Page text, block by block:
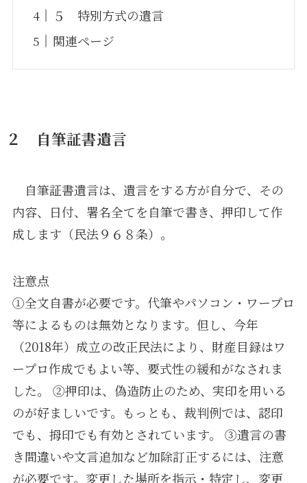
５ 特別方式の遺言
関連ページ
２ 自筆証書遺言
自筆証書遺言は、遺言をする方が自分で、その
内容、日付、署名全てを自筆で書き、押印して作
成します（民法９６８条）。
注意点
①全文自書が必要です。代筆やパソコン・ワープロ
等によるものは無効となります。但し、今年
（2018年）成立の改正民法により、財産目録はワ
ープロ作成でもよい等、要式性の緩和がなされま
した。 ②押印は、偽造防止のため、実印を用いる
のが好ましいです。もっとも、裁判例では、認印
でも、拇印でも有効とされています。 ③遺言の書
き間違いや文言追加など加除訂正するには、注意
が必要です。変更した場所を指示・特定し、変更